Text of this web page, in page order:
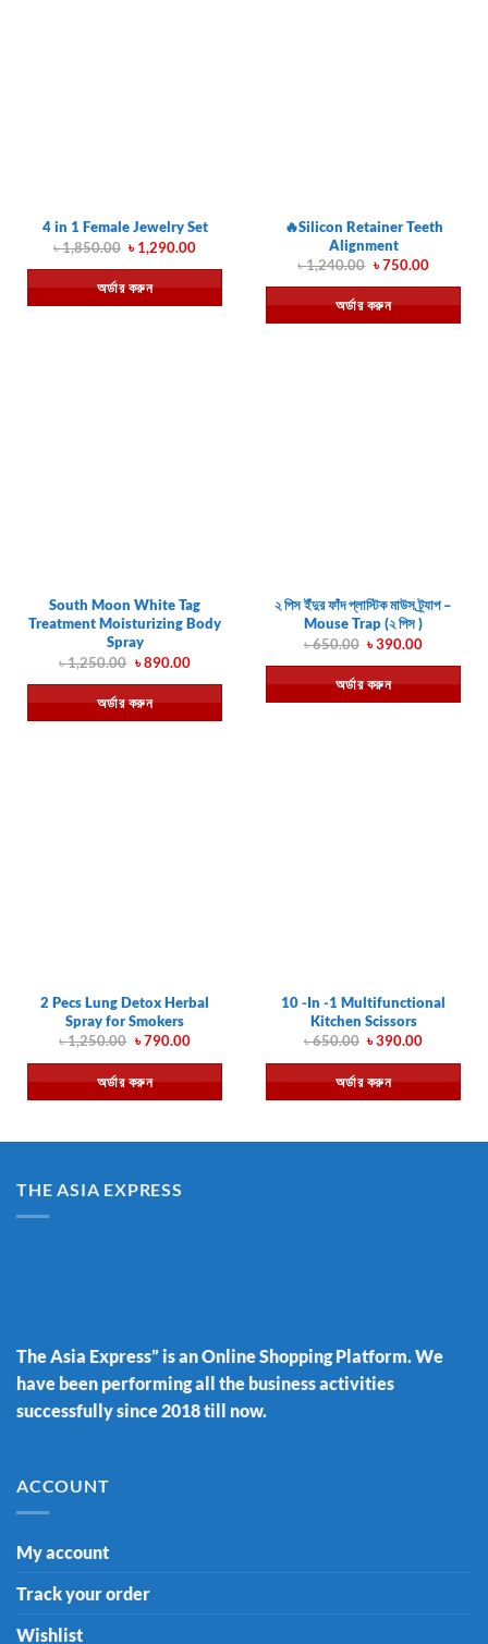
4 in 1 Female Jewelry Set
৳1,850.00 Original
price
was:
৳ 1,850.00.
৳1,290.00Current
is:
৳ 1,290.00.
অর্ডার করুন
🔥Silicon Retainer Teeth
Alignment
৳1,240.00 Original
was:
৳ 1,240.00.
৳750.00Current
is:
৳ 750.00.
অর্ডার করুন
South Moon White Tag
Treatment Moisturizing Body
Spray
৳1,250.00 Original
was:
৳ 1,250.00.
৳890.00Current
is:
৳ 890.00.
অর্ডার করুন
২ পিস ইঁদুর ফাঁদ প্লাস্টিক মাউস ট্র্যাপ –
Mouse Trap (২ পিস )
৳650.00 Original
was:
৳ 650.00.
৳390.00Current
is:
৳ 390.00.
অর্ডার করুন
2 Pecs Lung Detox Herbal
Spray for Smokers
৳1,250.00 Original
was:
৳ 1,250.00.
৳790.00Current
is:
৳ 790.00.
অর্ডার করুন
10 -In -1 Multifunctional
Kitchen Scissors
৳650.00 Original
was:
৳ 650.00.
৳390.00Current
is:
৳ 390.00.
অর্ডার করুন
THE ASIA EXPRESS
The Asia Express” is an Online Shopping Platform. We
have been performing all the business activities
successfully since 2018 till now.
ACCOUNT
My account
Track your order
Wishlist